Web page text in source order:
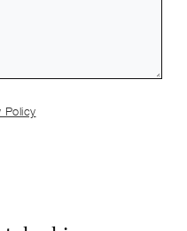
Policy